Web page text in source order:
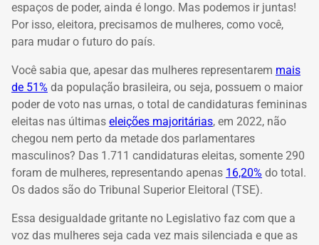
espaços de poder, ainda é longo. Mas podemos ir juntas!
Por isso, eleitora, precisamos de mulheres, como você,
para mudar o futuro do país.
Você sabia que, apesar das mulheres representarem mais
de 51% da população brasileira, ou seja, possuem o maior
poder de voto nas urnas, o total de candidaturas femininas
eleitas nas últimas eleições majoritárias, em 2022, não
chegou nem perto da metade dos parlamentares
masculinos? Das 1.711 candidaturas eleitas, somente 290
foram de mulheres, representando apenas 16,20% do total.
Os dados são do Tribunal Superior Eleitoral (TSE).
Essa desigualdade gritante no Legislativo faz com que a
voz das mulheres seja cada vez mais silenciada e que as